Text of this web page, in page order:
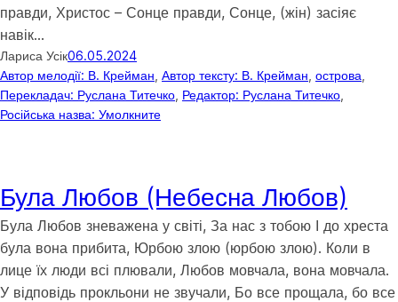
правди, Христос – Сонце правди, Сонце, (жін) засіяє
навік…
Лариса Усік06.05.2024
Автор мелодії: В. Крейман Автор тексту: В. Крейман острова
Перекладач: Руслана Титечко Редактор: Руслана Титечко
Російська назва: Умолкните
Була Любов (Небесна Любов)
Була Любов зневажена у світі, За нас з тобою І до хреста
була вона прибита, Юрбою злою (юрбою злою). Коли в
лице їх люди всі плювали, Любов мовчала, вона мовчала.
У відповідь прокльони не звучали, Бо все прощала, бо все